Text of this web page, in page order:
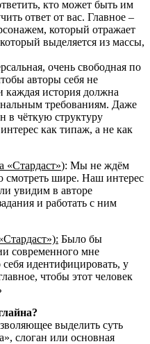
кто может быть им
ответ от вас. Главное –
который отражает
выделяется из массы,
очень свободная по
авторы себя не
каждая история должна
требованиям. Даже
в чёткую структуру
как типаж, а не как
«Стардаст»): Мы не ждём
смотреть шире. Наш интерес
увидим в авторе
и работать с ним
: Было бы
современного мне
идентифицировать, у
чтобы этот человек
выделить суть
слоган или основная